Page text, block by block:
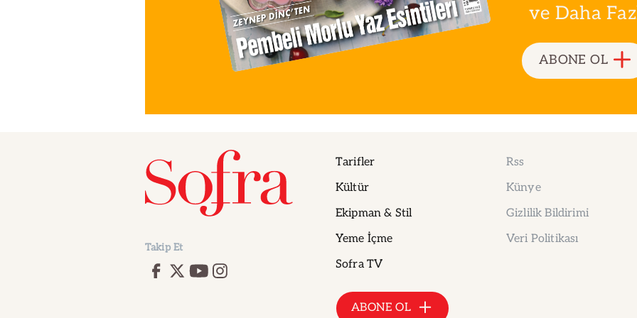
ve Daha
ABONE OL
Takip Et
Tarifler
Kültür
Ekipman & Stil
Yeme İçme
Sofra TV
ABONE OL
Rss
Künye
Gizlilik Bildirimi
Veri Politikası